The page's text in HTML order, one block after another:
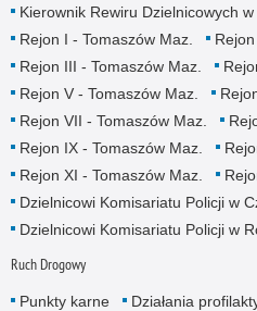
Kierownik Rewiru Dzielnicowych w
Rejon I - Tomaszów Maz.
Rejon III - Tomaszów Maz.
Rejon V - Tomaszów Maz.
Rejon VII - Tomaszów Maz.
Rejon IX - Tomaszów Maz.
Rejon XI - Tomaszów Maz.
Dzielnicowi Komisariatu Policji w
Dzielnicowi Komisariatu Policji w
Ruch Drogowy
Punkty karne
Działania